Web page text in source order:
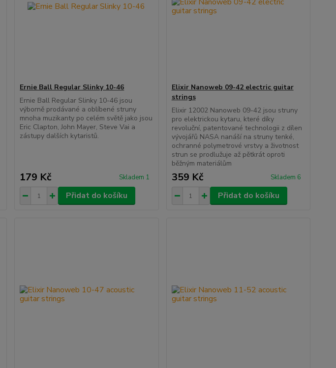
Ernie Ball Regular Slinky 10-46
Ernie Ball Regular Slinky 10-46 jsou
výborně prodávané a oblíbené struny
mnoha muzikanty po celém světě jako jsou
Eric Clapton, John Mayer, Steve Vai a
zástupy dalších kytaristů.
179 Kč Skladem 1
Přidat do košíku
Elixir Nanoweb 09-42 electric guitar
strings
Elixir 12002 Nanoweb 09-42 jsou struny
pro elektrickou kytaru, které díky
revoluční, patentované technologii z dílen
vývojářů NASA nanáší na struny tenké,
ochranné polymetrové vrstvy a životnost
strun se prodlužuje až pětkrát oproti
běžným materiálům
359 Kč Skladem 6
Přidat do košíku